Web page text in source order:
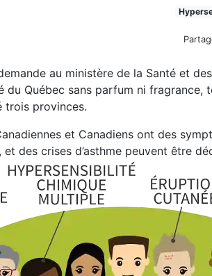
sans parfums
au ministère de la Santé et
Québec sans parfum ni fragrance,
trois provinces.
et Canadiens ont des
des crises d’asthme peuvent être